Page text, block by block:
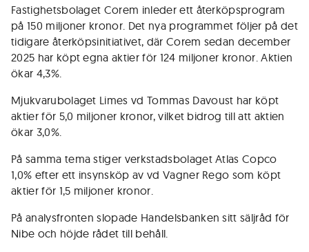
Fastighetsbolaget Corem inleder ett återköpsprogram
på 150 miljoner kronor. Det nya programmet följer på det
tidigare återköpsinitiativet, där Corem sedan december
2025 har köpt egna aktier för 124 miljoner kronor. Aktien
ökar 4,3%.
Mjukvarubolaget Limes vd Tommas Davoust har köpt
aktier för 5,0 miljoner kronor, vilket bidrog till att aktien
ökar 3,0%.
På samma tema stiger verkstadsbolaget Atlas Copco
1,0% efter ett insynsköp av vd Vagner Rego som köpt
aktier för 1,5 miljoner kronor.
På analysfronten slopade Handelsbanken sitt säljråd för
Nibe och höjde rådet till behåll.